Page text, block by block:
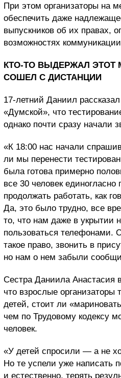
При этом организаторы на
обеспечить даже
выпускников об их правах,
возможностях
КТО-ТО ВЫДЕРЖАЛ ЭТОТ
СОШЕЛ С ДИСТАНЦИИ
17-летний Даниил
«Думской», что
однако почти сразу начали
«К 18:00 нас начали
ли мы перенести
была готова примерно
все 30 человек
продолжать работать, как
Да, это было трудно, все
то, что нам даже в укрытии
пользоваться телефонами.
такое право, звонить в
но нам о нем забыли
Сестра Даниила Анастасия
что взрослые организаторы
детей, стоит ли
чем по Трудовому кодексу
человек.
«У детей спросили — а не
Но те успели уже написать
и естественно, терять